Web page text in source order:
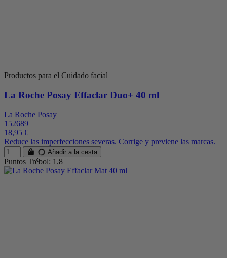
Productos para el Cuidado facial
La Roche Posay Effaclar Duo+ 40 ml
La Roche Posay
152689
18,95 €
Reduce las imperfecciones severas. Corrige y previene las marcas.
Añadir a la cesta
Puntos Trébol: 1.8